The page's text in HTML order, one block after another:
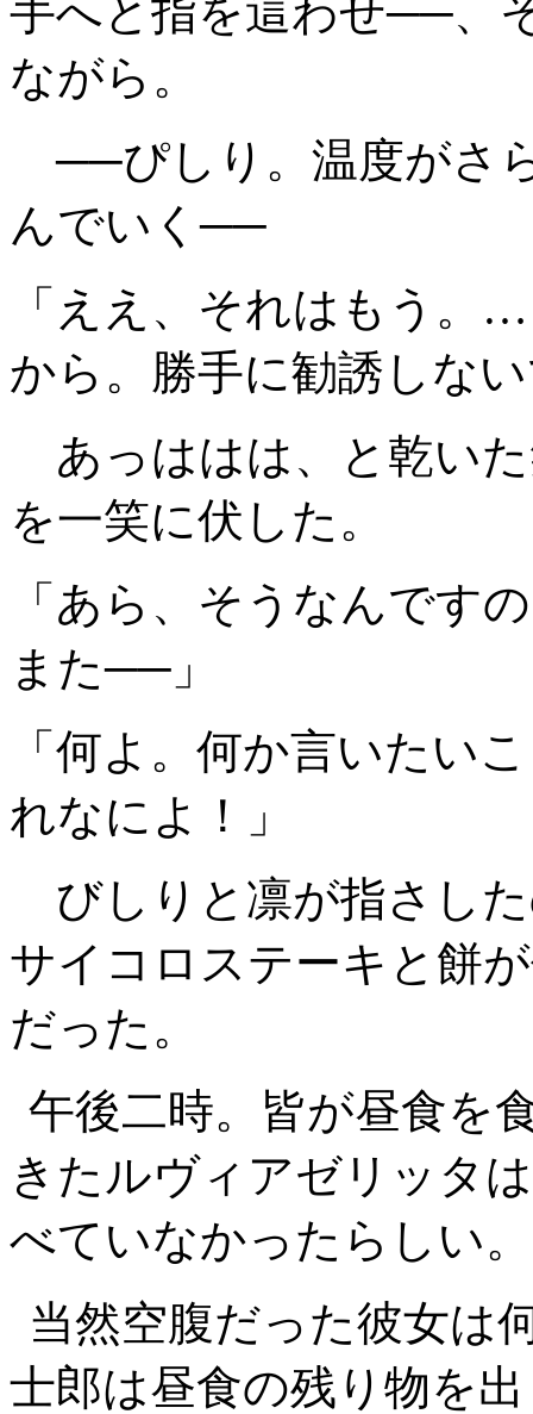
手へと指を這わせ──、
ながら。
──ぴしり。温度がさ
んでいく──
「ええ、それはもう
から。勝手に勧誘しな
あっははは、と乾い
を一笑に伏した。
「あら、そうなんで
また──」
「何よ。何か言いた
れなによ！」
びしりと凛が指さし
サイコロステーキと餅
だった。
午後二時。皆が昼食を
きたルヴィアゼリッタ
べていなかったらしい。
当然空腹だった彼女は
士郎は昼食の残り物を